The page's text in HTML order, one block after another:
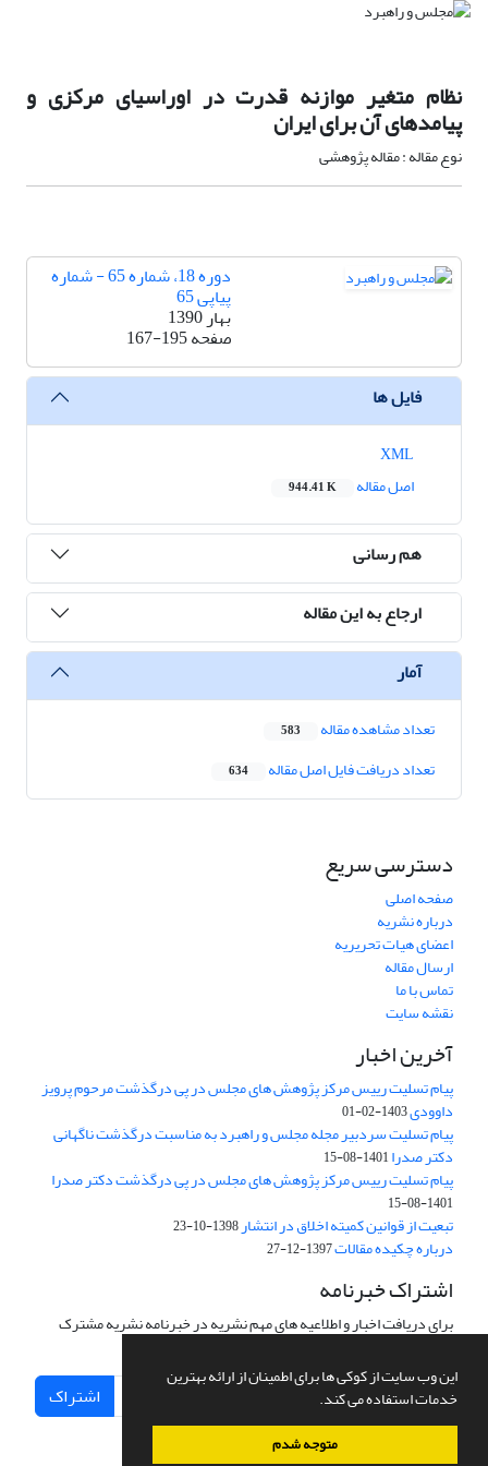
این وب سایت از کوکی ها برای اطمینان از ارائه بهترین
خدمات استفاده می کند.
متوجه شدم
نظام متغیر موازنه قدرت در اوراسیای مرکزی و
پیامدهای آن برای ایران
نوع مقاله : مقاله پژوهشی
دوره 18، شماره 65 - شماره
پیاپی 65
بهار 1390
صفحه167-195
فایل ها
اصل مقاله
944.41 K
هم رسانی
ارجاع به این مقاله
آمار
تعداد مشاهده مقاله 583
تعداد دریافت فایل اصل مقاله 634
دسترسی سریع
صفحه اصلی
درباره نشریه
اعضای هیات تحریریه
ارسال مقاله
تماس با ما
نقشه سایت
آخرین اخبار
پیام تسلیت رییس مرکز پژوهش های مجلس در پی درگذشت مرحوم پرویز
داوودی1403-02-01
پیام تسلیت سردبیر مجله مجلس و راهبرد به مناسبت درگذشت ناگهانی
دکتر صدرا1401-08-15
پیام تسلیت رییس مرکز پژوهش های مجلس در پی درگذشت دکتر صدرا
1401-08-15
تبعیت از قوانین کمیته اخلاق در انتشار1398-10-23
درباره چکیده مقالات1397-12-27
اشتراک خبرنامه
برای دریافت اخبار و اطلاعیه های مهم نشریه در خبرنامه نشریه مشترک
اشتراک